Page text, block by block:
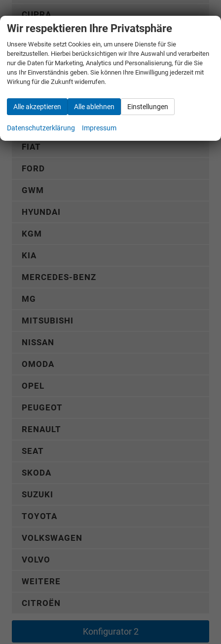
CUPRA
DACIA
Bigster
Duster
Sandero
Sandero Stepway
FIAT
FORD
GWM
HYUNDAI
KGM
KIA
MERCEDES-BENZ
MG
MITSUBISHI
NISSAN
OMODA
OPEL
PEUGEOT
RENAULT
SEAT
SKODA
SUZUKI
TOYOTA
VOLKSWAGEN
VOLVO
WEITERE
CITROËN
Konfigurator 2
Wir respektieren Ihre Privatsphäre
Unsere Website setzt Cookies ein, um unsere Dienste für Sie
bereitzustellen. Hierbei berücksichtigen wir Ihre Auswahl und verarbeiten
nur die Daten für Marketing, Analytics und Personalisierung, für die Sie
uns Ihr Einverständnis geben. Sie können Ihre Einwilligung jederzeit mit
Wirkung für die Zukunft widerrufen.
Alle akzeptieren Alle ablehnen Einstellungen
Datenschutzerklärung Impressum